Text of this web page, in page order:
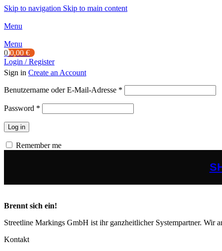
Skip to navigation Skip to main content
Menu
Menu
00,00 €
Login / Register
Sign in Create an Account
Benutzername oder E-Mail-Adresse *
Password *
Log in
Remember me
Brennt sich ein!
Streetline Markings GmbH ist ihr ganzheitlicher Systempartner. Wir
Kontakt